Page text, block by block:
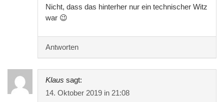
Nicht, dass das hinterher nur ein technischer Witz
war 😉
Antworten
Klaus sagt:
14. Oktober 2019 in 21:08